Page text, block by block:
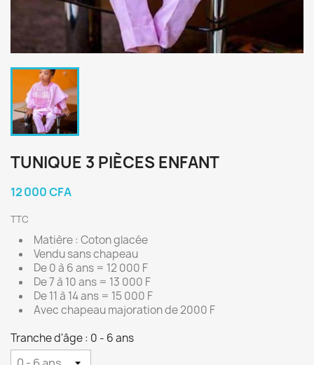
TUNIQUE 3 PIÈCES ENFANT
12 000 CFA
TTC
Matière : Coton glacée
Vendu sans chapeau
De 0 à 6 ans = 12 000 F
De 7 à 10 ans = 13 000 F
De 11 à 14 ans = 15 000 F
Avec chapeau majoration de 2000 F
Tranche d'âge : 0 - 6 ans